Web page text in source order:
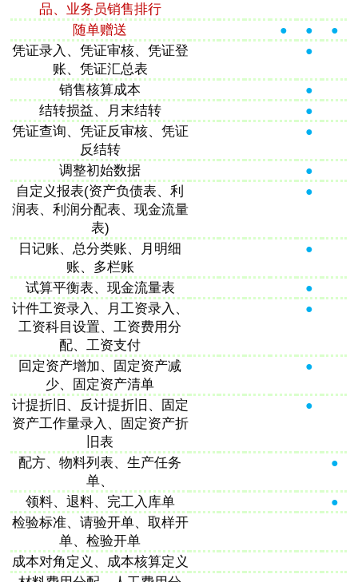
品、业务员销售排行
随单赠送 ● ● ●
凭证录入、凭证审核、凭证登
账、凭证汇总表
●
销售核算成本 ●
结转损益、月末结转 ●
凭证查询、凭证反审核、凭证
反结转
●
调整初始数据 ●
自定义报表(资产负债表、利
润表、利润分配表、现金流量
表)
●
日记账、总分类账、月明细
账、多栏账
●
试算平衡表、现金流量表 ●
计件工资录入、月工资录入、
工资科目设置、工资费用分
配、工资支付
●
回定资产增加、固定资产减
少、固定资产清单
●
计提折旧、反计提折旧、固定
资产工作量录入、固定资产折
旧表
●
配方、物料列表、生产任务
单、
●
领料、退料、完工入库单 ●
检验标准、请验开单、取样开
单、检验开单
成本对角定义、成本核算定义